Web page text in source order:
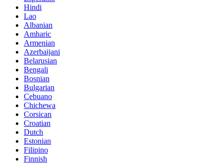
Hindi
Lao
Albanian
Amharic
Armenian
Azerbaijani
Belarusian
Bengali
Bosnian
Bulgarian
Cebuano
Chichewa
Corsican
Croatian
Dutch
Estonian
Filipino
Finnish